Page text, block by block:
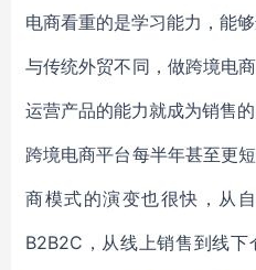
电商看重的是学习能力，能够
与传统外贸不同，做跨境电
运营产品的能力就成为销售的
跨境电商平台每半年甚至更
商模式的演变也很快，从
B2B2C，从线上销售到线下